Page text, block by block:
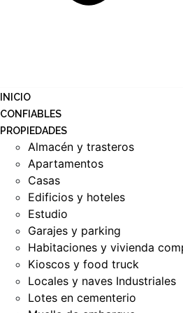
INICIO
CONFIABLES
PROPIEDADES
Almacén y trasteros
Apartamentos
Casas
Edificios y hoteles
Estudio
Garajes y parking
Habitaciones y vivienda
Kioscos y food truck
Locales y naves Industriales
Lotes en cementerio